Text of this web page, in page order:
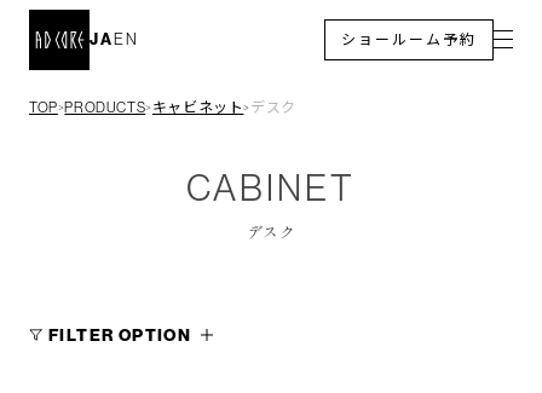
EN
JA ショールーム予約
TOP＞PRODUCTS＞ キャビネット＞ デスク
CABINET
デスク
FILTER OPTION